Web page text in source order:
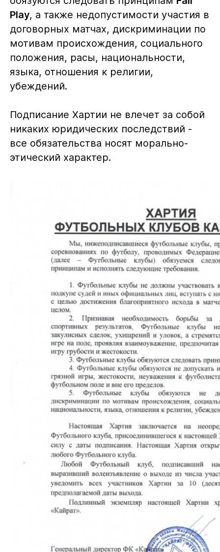
Play, а также недопустимости участия в
договорных матчах, дискриминации по
мотивам происхождения, социального
положения, расы, национальности,
языка, отношения к религии,
убеждений.
Подписание Хартии не влечет за собой
никаких юридических последствий -
все обязательства носят морально-
этический характер.